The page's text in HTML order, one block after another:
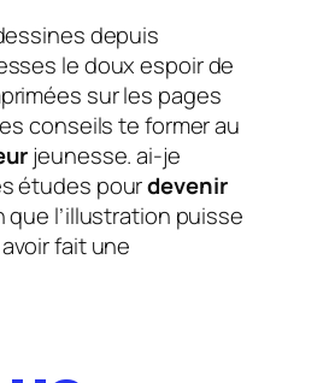
depuis
le doux espoir de
sur les pages
conseils te former au
jeunesse. ai-je
études pourdevenir
que l’illustration puisse
fait une